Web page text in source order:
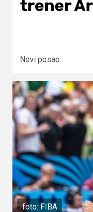
trener
Novi posao.
foto: FIBA